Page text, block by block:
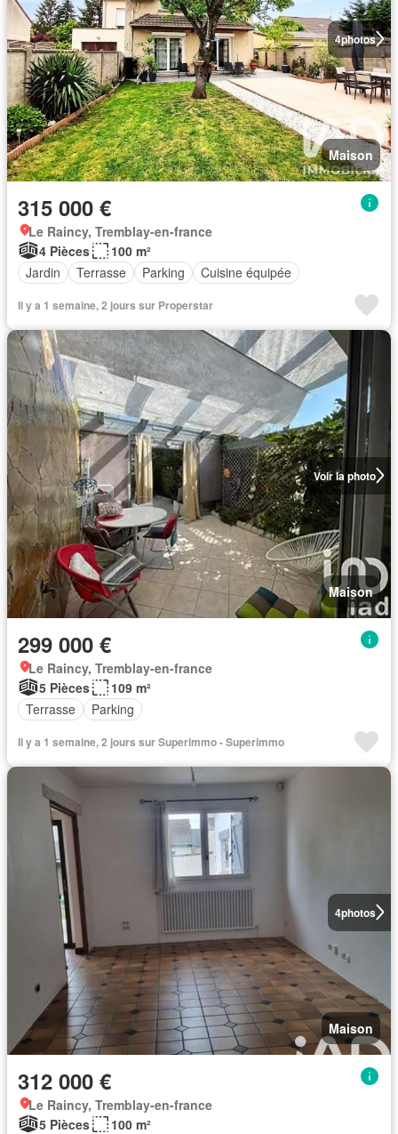
4photos
Maison
315 000 €
Le Raincy, Tremblay-en-france
4 Pièces
100 m²
Jardin
Terrasse Parking Cuisine équipée
Il y a 1 semaine, 2 jours sur Properstar
Voir la photo
Maison
299 000 €
Le Raincy, Tremblay-en-france
5 Pièces
109 m²
Terrasse
Parking
Il y a 1 semaine, 2 jours sur Superimmo - Superimmo
4photos
Maison
312 000 €
Le Raincy, Tremblay-en-france
5 Pièces
100 m²